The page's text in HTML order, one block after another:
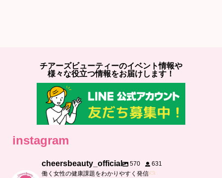
チアーズビューティーのイベント情報や
様々な役立つ情報をお届けします！
instagram
cheersbeauty_official 570
631
働く女性の健康課題をわかりやすく発信